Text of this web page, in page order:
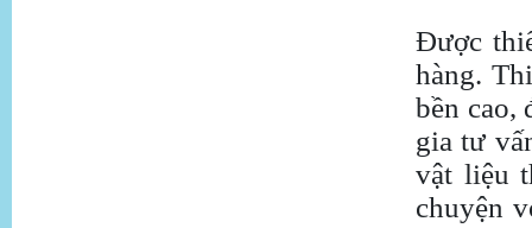
Được
hàng.
bền cao,
gia tư
vật liệu
chuyện